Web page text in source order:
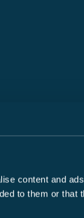
content and
to them or